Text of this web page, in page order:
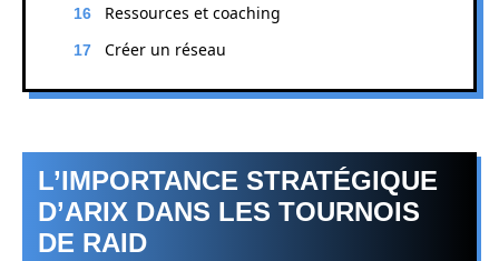
Ressources et coaching
Créer un réseau
L’IMPORTANCE STRATÉGIQUE
D’ARIX DANS LES TOURNOIS
DE RAID